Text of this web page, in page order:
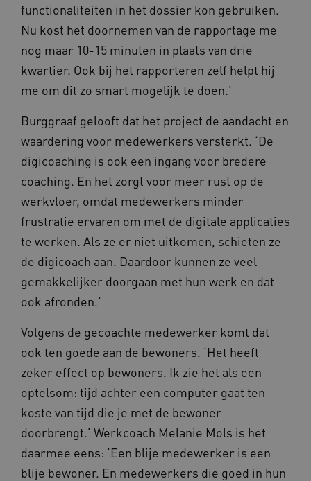
functionaliteiten in het dossier kon gebruiken.
Nu kost het doornemen van de rapportage me
nog maar 10-15 minuten in plaats van drie
kwartier. Ook bij het rapporteren zelf helpt hij
me om dit zo smart mogelijk te doen.’
Burggraaf gelooft dat het project de aandacht en
waardering voor medewerkers versterkt. ‘De
digicoaching is ook een ingang voor bredere
coaching. En het zorgt voor meer rust op de
werkvloer, omdat medewerkers minder
frustratie ervaren om met de digitale applicaties
te werken. Als ze er niet uitkomen, schieten ze
de digicoach aan. Daardoor kunnen ze veel
gemakkelijker doorgaan met hun werk en dat
ook afronden.’
Volgens de gecoachte medewerker komt dat
ook ten goede aan de bewoners. ‘Het heeft
zeker effect op bewoners. Ik zie het als een
optelsom: tijd achter een computer gaat ten
koste van tijd die je met de bewoner
doorbrengt.’ Werkcoach Melanie Mols is het
daarmee eens: ‘Een blije medewerker is een
blije bewoner. En medewerkers die goed in hun
UMB_SESSION
www.vilans.nl
.vimeo.com
YouTube
.youtube.com
BCSessionID
Google Privacy Policy